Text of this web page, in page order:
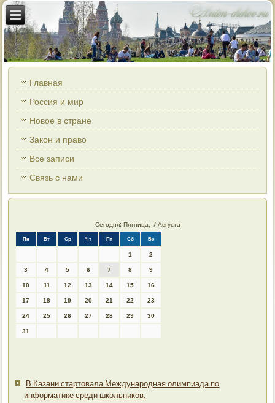
Главная
Россия и мир
Новое в стране
Закон и право
Все записи
Связь с нами
Сегодня: Пятница, 7 Августа
Пн Вт Ср Чт Пт Сб Вс
1 2
3 4 5 6 7 8 9
10 11 12 13 14 15 16
17 18 19 20 21 22 23
24 25 26 27 28 29 30
31
В Казани стартовала Международная олимпиада по
информатике среди школьников.